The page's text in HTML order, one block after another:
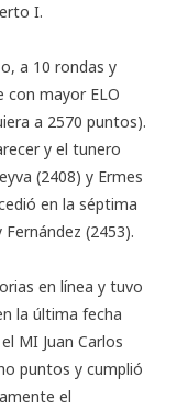
I.
a 10 rondas y
con mayor ELO
a 2570 puntos).
y el tunero
(2408) y Ermes
en la séptima
(2453).
en línea y tuvo
la última fecha
MI Juan Carlos
puntos y cumplió
el